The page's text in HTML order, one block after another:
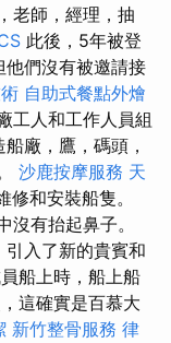
老師，經理，抽
此後，5年被登
們沒有被邀請接
自助式餐點外燴
工人和工作人員組
廠，鷹，碼頭，
沙鹿按摩服務 天
和安裝船隻。
有抬起鼻子。
入了新的貴賓和
船上時，船上船
這確實是百慕大
新竹整骨服務 律